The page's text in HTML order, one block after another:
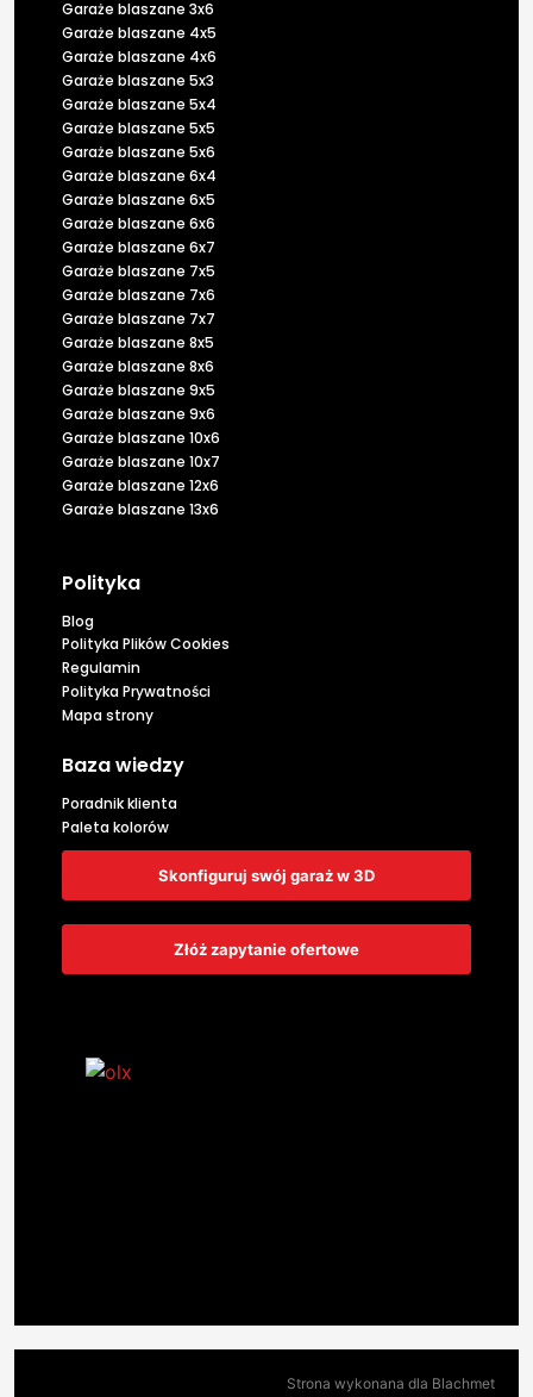
Garaże blaszane 3x6
Garaże blaszane 4x5
Garaże blaszane 4x6
Garaże blaszane 5x3
Garaże blaszane 5x4
Garaże blaszane 5x5
Garaże blaszane 5x6
Garaże blaszane 6x4
Garaże blaszane 6x5
Garaże blaszane 6x6
Garaże blaszane 6x7
Garaże blaszane 7x5
Garaże blaszane 7x6
Garaże blaszane 7x7
Garaże blaszane 8x5
Garaże blaszane 8x6
Garaże blaszane 9x5
Garaże blaszane 9x6
Garaże blaszane 10x6
Garaże blaszane 10x7
Garaże blaszane 12x6
Garaże blaszane 13x6
Polityka
Blog
Polityka Plików Cookies
Regulamin
Polityka Prywatności
Mapa strony
Baza wiedzy
Poradnik klienta
Paleta kolorów
Skonfiguruj swój garaż w 3D
Złóż zapytanie ofertowe
Strona wykonana dla Blachmet